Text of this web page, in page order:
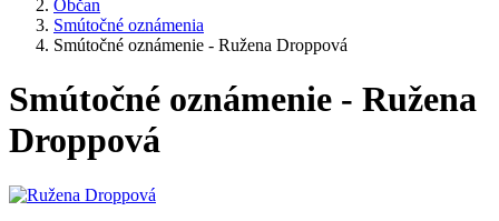
Občan
Smútočné oznámenia
Smútočné oznámenie - Ružena Droppová
Smútočné oznámenie - Ružena
Droppová